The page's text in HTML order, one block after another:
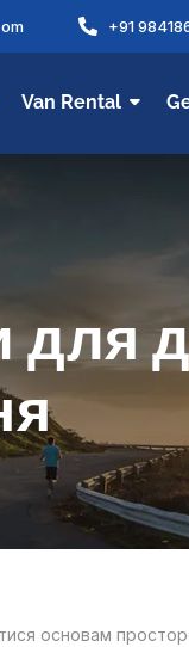
+91
Van Rental
для
основам